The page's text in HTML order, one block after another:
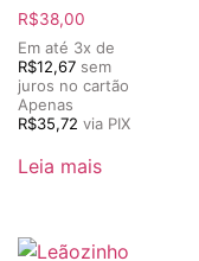
R$38,00
Em até 3x de
R$12,67 sem
juros no cartão
Apenas
R$35,72 via PIX
Leia mais